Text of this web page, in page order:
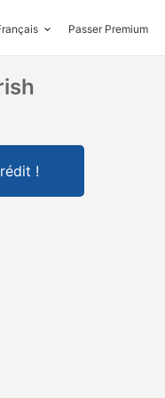
Passer Premium
!